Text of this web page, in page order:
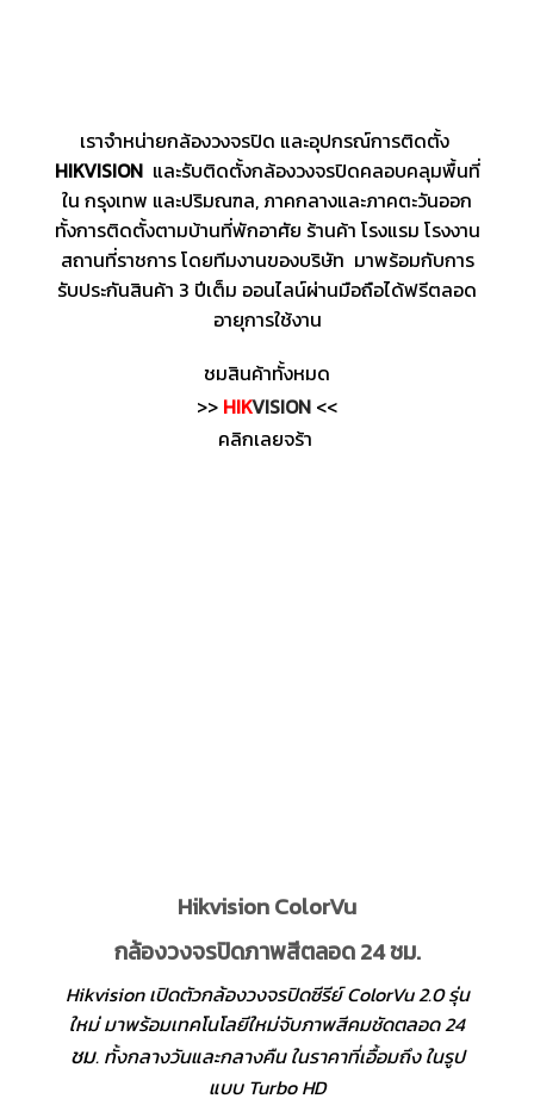
เราจำหน่ายกล้องวงจรปิด และอุปกรณ์การติดตั้ง
HIKVISIONและรับติดตั้งกล้องวงจรปิดคลอบคลุมพื้นที่
ใน กรุงเทพ และปริมณฑล, ภาคกลางและภาคตะวันออก
ทั้งการติดตั้งตามบ้านที่พักอาศัย ร้านค้า โรงแรม โรงงาน
สถานที่ราชการ โดยทีมงานของบริษัท มาพร้อมกับการ
รับประกันสินค้า 3 ปีเต็ม ออนไลน์ผ่านมือถือได้ฟรีตลอด
อายุการใช้งาน
ชมสินค้าทั้งหมด
>> HIKVISION <<
คลิกเลยจร้า
Hikvision ColorVu
กล้องวงจรปิดภาพสีตลอด 24 ชม.
Hikvision เปิดตัวกล้องวงจรปิดซีรีย์ ColorVu 2.0 รุ่น
ใหม่ มาพร้อมเทคโนโลยีใหม่จับภาพสีคมชัดตลอด 24
ชม. ทั้งกลางวันและกลางคืน ในราคาที่เอื้อมถึง ในรูป
แบบ Turbo HD